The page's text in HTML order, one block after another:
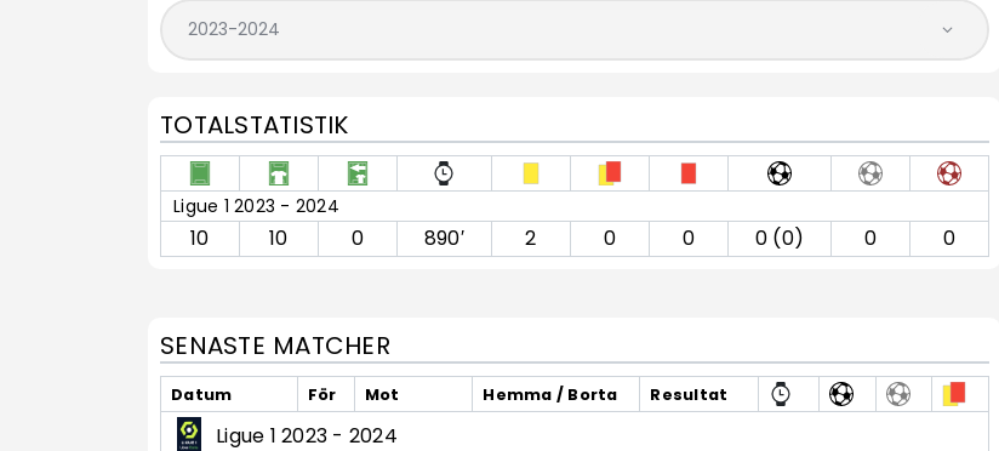
TOTALSTATISTIK
Ligue 1 2023 - 2024
10 10 0 890′ 2 0 0 0 (0) 0 0
SENASTE MATCHER
Datum För Mot Hemma / Borta Resultat
Ligue 1 2023 - 2024